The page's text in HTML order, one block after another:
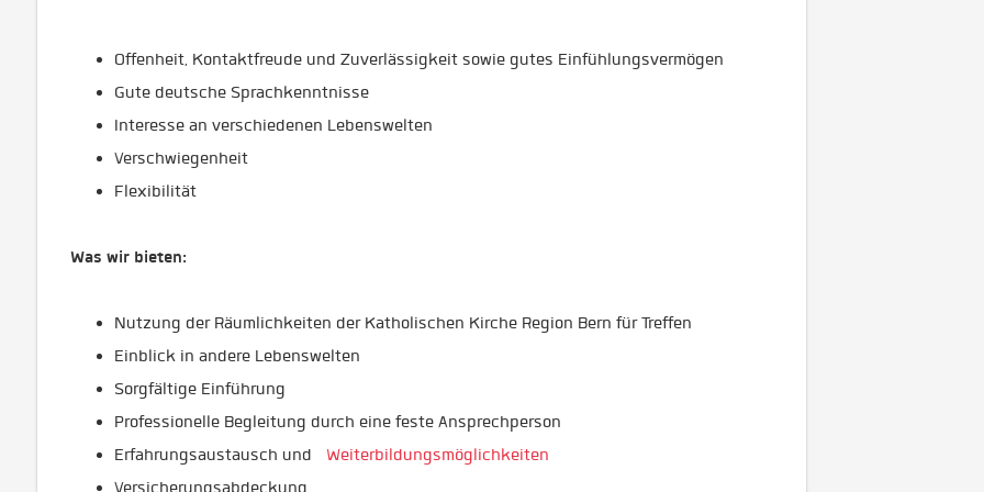
Offenheit, Kontaktfreude und Zuverlässigkeit sowie gutes Einfühlungsvermögen
Gute deutsche Sprachkenntnisse
Interesse an verschiedenen Lebenswelten
Verschwiegenheit
Flexibilität
Was wir bieten:
Nutzung der Räumlichkeiten der Katholischen Kirche Region Bern für Treffen
Einblick in andere Lebenswelten
Sorgfältige Einführung
Professionelle Begleitung durch eine feste Ansprechperson
Erfahrungsaustausch und Weiterbildungsmöglichkeiten
Versicherungsabdeckung